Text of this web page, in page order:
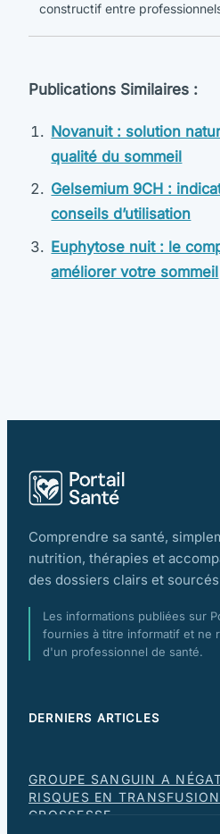
constructif entre
Publications Similaires :
Novanuit : solution
qualité du sommeil
Gelsemium 9CH :
conseils d’utilisation
Euphytose nuit : le
améliorer votre sommeil
Comprendre sa santé,
nutrition, thérapies et
des dossiers clairs et
Les informations publiées sur
fournies à titre informatif et ne
d'un professionnel de santé.
DERNIERS ARTICLES
GROUPE SANGUIN A
RISQUES EN
GROSSESSE